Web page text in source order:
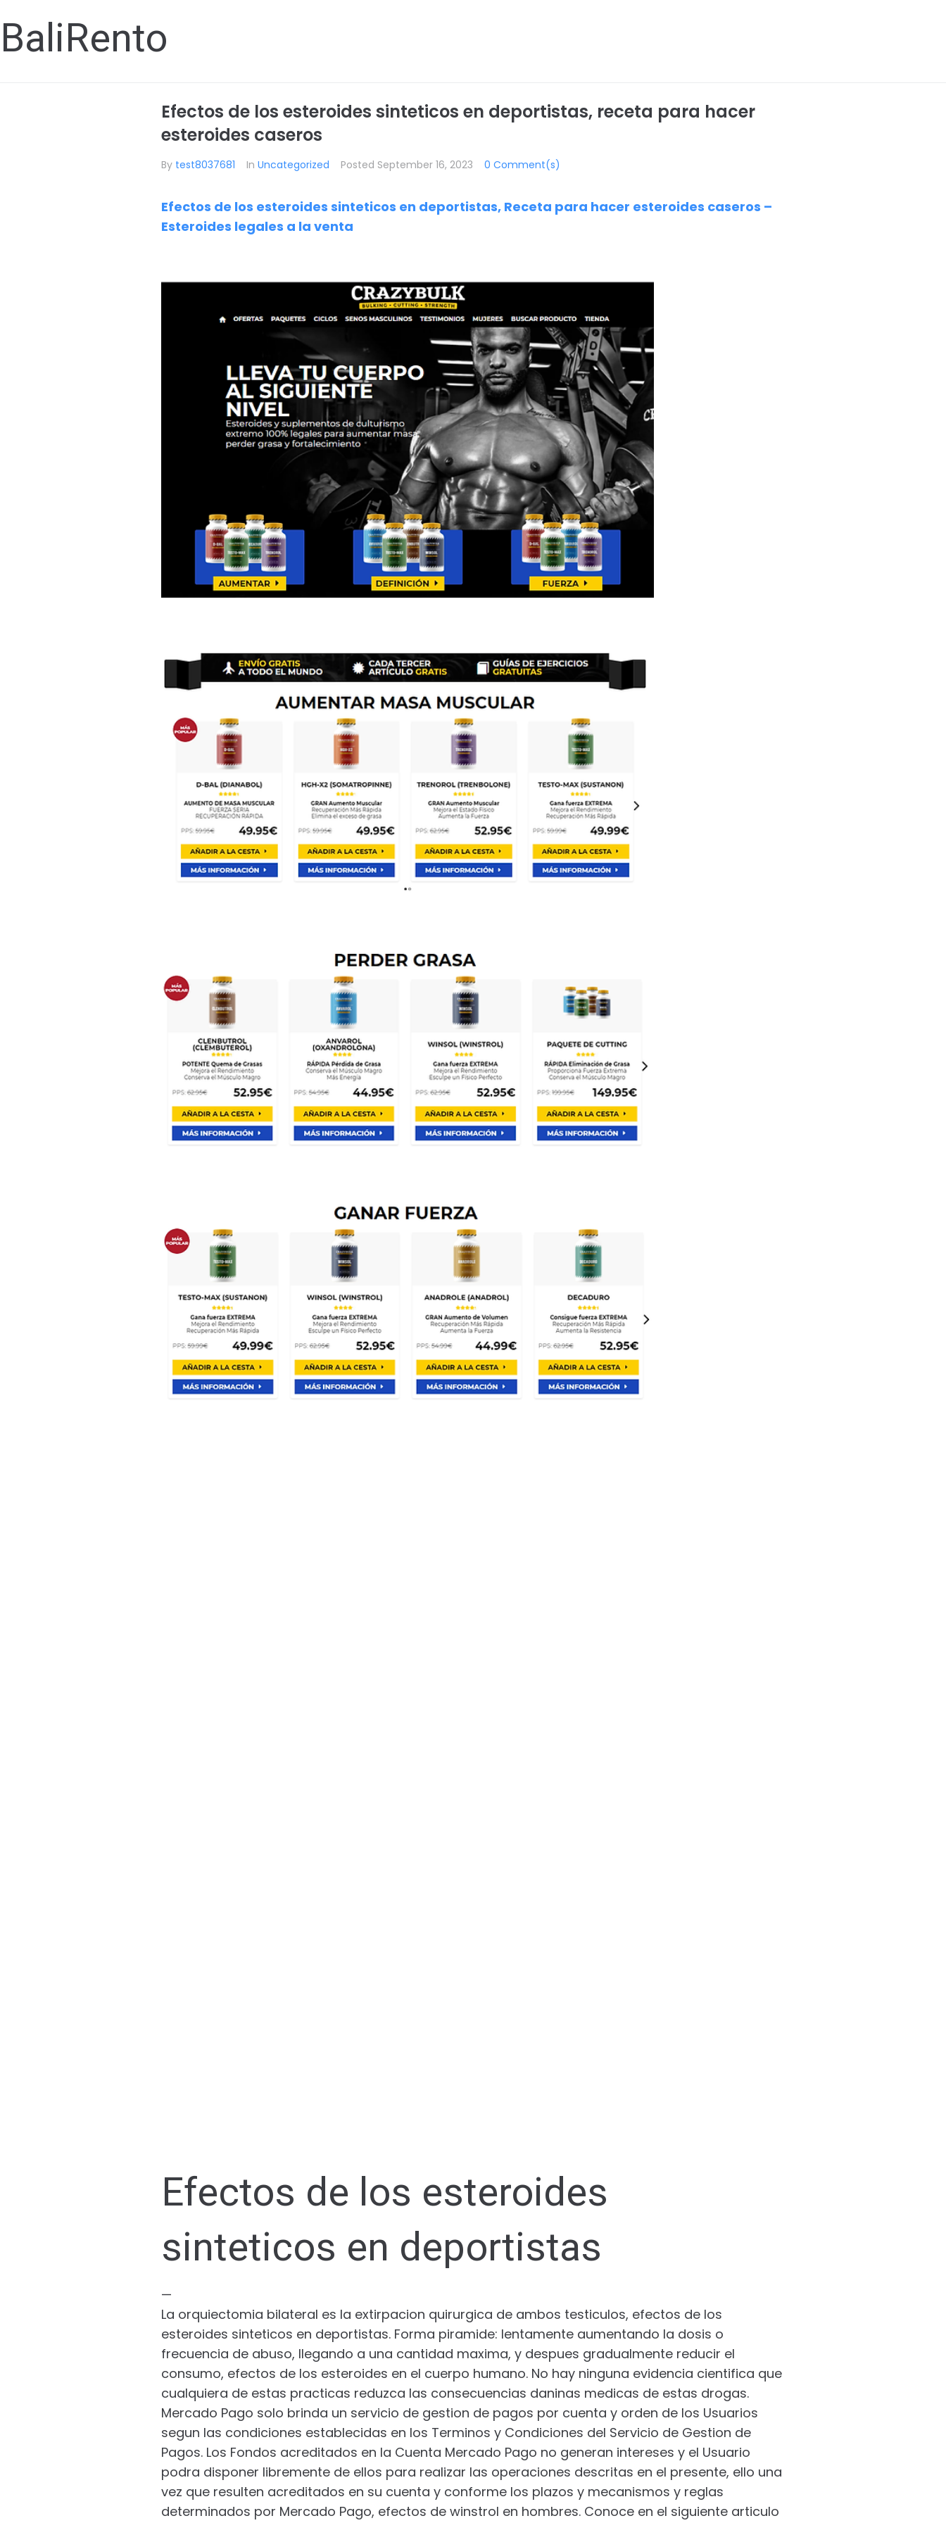
BaliRento
Efectos de los esteroides sinteticos en deportistas, receta para hacer
esteroides caseros
By test8037681 In Uncategorized Posted September 16, 2023 0 Comment(s)
Efectos de los esteroides sinteticos en deportistas, Receta para hacer esteroides caseros –
Esteroides legales a la venta
Efectos de los esteroides
sinteticos en deportistas
—
La orquiectomia bilateral es la extirpacion quirurgica de ambos testiculos, efectos de los
esteroides sinteticos en deportistas. Forma piramide: lentamente aumentando la dosis o
frecuencia de abuso, llegando a una cantidad maxima, y despues gradualmente reducir el
consumo, efectos de los esteroides en el cuerpo humano. No hay ninguna evidencia cientifica que
cualquiera de estas practicas reduzca las consecuencias daninas medicas de estas drogas.
Mercado Pago solo brinda un servicio de gestion de pagos por cuenta y orden de los Usuarios
segun las condiciones establecidas en los Terminos y Condiciones del Servicio de Gestion de
Pagos. Los Fondos acreditados en la Cuenta Mercado Pago no generan intereses y el Usuario
podra disponer libremente de ellos para realizar las operaciones descritas en el presente, ello una
vez que resulten acreditados en su cuenta y conforme los plazos y mecanismos y reglas
determinados por Mercado Pago, efectos de winstrol en hombres. Conoce en el siguiente articulo